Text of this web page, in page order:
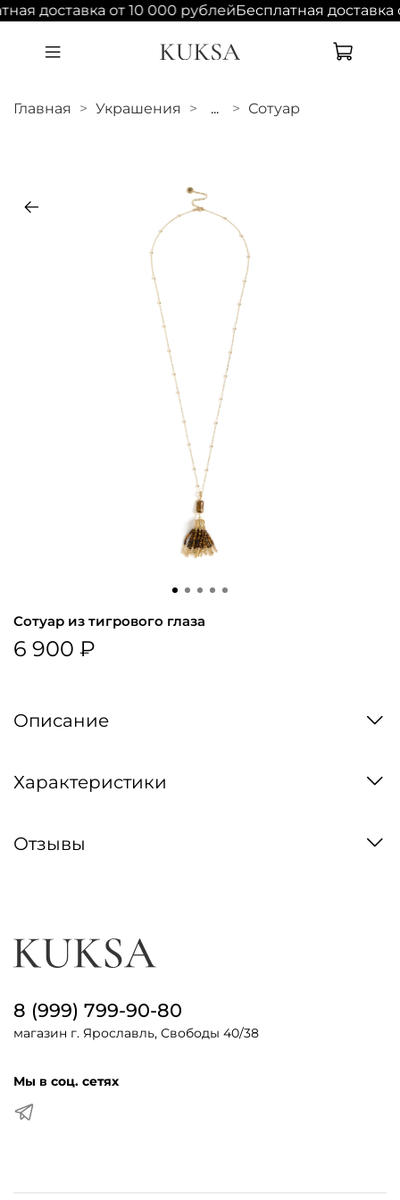
доставка от 10 000 рублейБесплатная доставка
Главная Украшения ... Сотуар
Сотуар из тигрового глаза
6 900 ₽
Описание
Характеристики
Отзывы
8 (999) 799-90-80
магазин г. Ярославль, Свободы 40/38
Мы в соц. сетях